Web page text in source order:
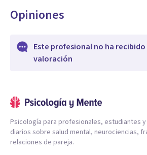
Opiniones
Este profesional no ha
valoración
Psicología para profesionales, estudiantes
diarios sobre salud mental, neurociencias,
relaciones de pareja.